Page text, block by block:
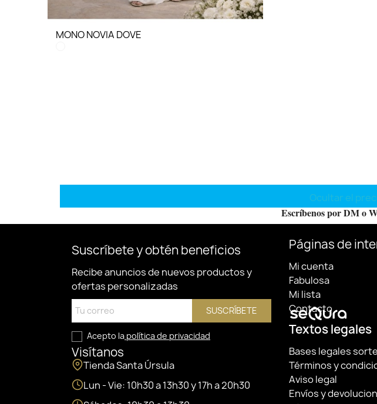
MONO NOVIA DOVE
Ocultar el
Escríbenos por DM o
Suscríbete y obtén beneficios
Recibe anuncios de nuevos productos y
ofertas personalizadas
SUSCRÍBETE
Acepto la política de privacidad
Visítanos
Tienda Santa Úrsula
Lun - Vie: 10h30 a 13h30 y 17h a 20h30
Páginas de
Mi cuenta
Fabulosa
Mi lista
Contacto
Textos legales
Bases legales
Términos y
Aviso legal
Envíos y